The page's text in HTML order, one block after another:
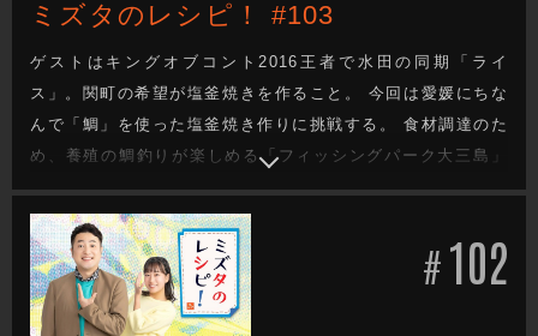
ミズタのレシピ！ #103
ゲストはキングオブコント2016王者で水田の同期「ライ
ス」。関町の希望が塩釜焼きを作ること。 今回は愛媛にちな
んで「鯛」を使った塩釜焼き作りに挑戦する。 食材調達のた
め、養殖の鯛釣りが楽しめる「フィッシングパーク大三島」
へ向かうが、まさかのライスは2度目の訪問。 以前も長時間
釣りをしたため、担当者も覚えているはずと自信満々だった
が…！？ そして料理中のトークが思うように盛り上がらず、
水田が反省…。
#102